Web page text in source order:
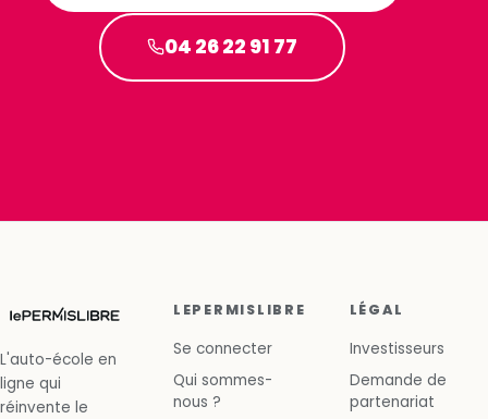
04 26 22 91 77
L'auto-école en
ligne qui
réinvente le
LEPERMISLIBRE
Se connecter
Qui sommes-
nous ?
LÉGAL
Investisseurs
Demande de
partenariat